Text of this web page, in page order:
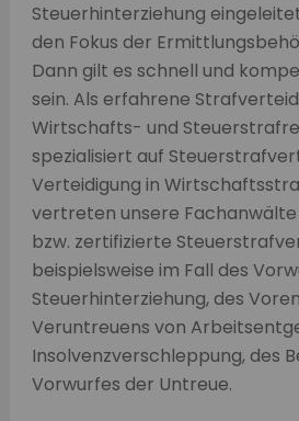
Steuerhinterziehung
den Fokus der
Dann gilt es schnell und
sein. Als erfahrene
Wirtschafts- und
spezialisiert auf
Verteidigung in
vertreten unsere
bzw. zertifizierte
beispielsweise im Fall des
Steuerhinterziehung, des
Veruntreuens von
Insolvenzverschleppung, des
Vorwurfes der Untreue.